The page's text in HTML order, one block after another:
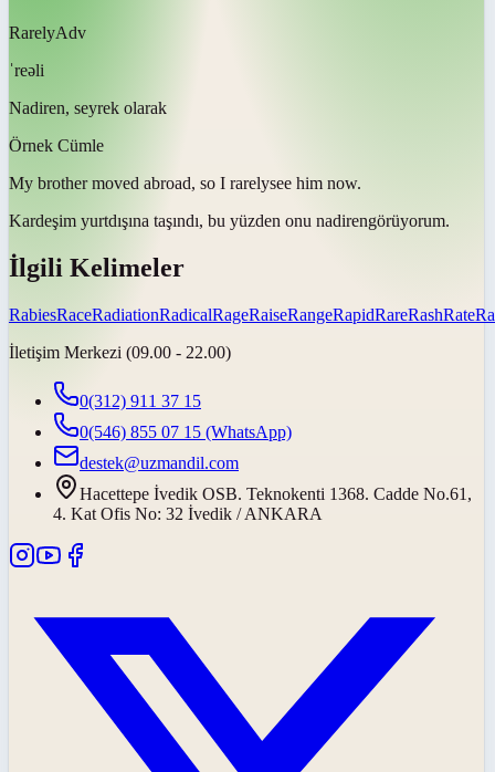
RarelyAdv
ˈreəli
Nadiren, seyrek olarak
Örnek Cümle
My brother moved abroad, so I rarelysee him now.
Kardeşim yurtdışına taşındı, bu yüzden onu nadirengörüyorum.
İlgili Kelimeler
RabiesRaceRadiationRadicalRageRaiseRangeRapidRareRashRate
İletişim Merkezi (09.00 - 22.00)
0(312) 911 37 15
0(546) 855 07 15 (WhatsApp)
destek@uzmandil.com
Hacettepe İvedik OSB. Teknokenti 1368. Cadde No.61,
4. Kat Ofis No: 32 İvedik / ANKARA